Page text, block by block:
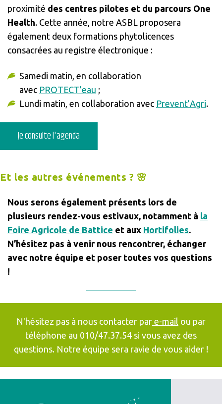
proximité des centres pilotes et du parcours One
Health. Cette année, notre ASBL proposera
également deux formations phytolicences
consacrées au registre électronique :
Samedi matin, en collaboration
avec PROTECT’eau ;
Lundi matin, en collaboration avec Prevent’Agri.
Je consulte l'agenda
Et les autres événements ? 🌸
Nous serons également présents lors de
plusieurs rendez-vous estivaux, notamment à la
Foire Agricole de Battice et aux Hortifolies.
N’hésitez pas à venir nous rencontrer, échanger
avec notre équipe et poser toutes vos questions
!
N'hésitez pas à nous contacter par e-mail ou par
téléphone au 010/47.37.54 si vous avez des
questions. Notre équipe sera ravie de vous aider !